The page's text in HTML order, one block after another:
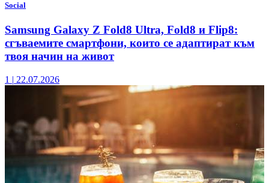
Social
Samsung Galaxy Z Fold8 Ultra, Fold8 и Flip8:
сгъваемите смартфони, които се адаптират към
твоя начин на живот
1 | 22.07.2026